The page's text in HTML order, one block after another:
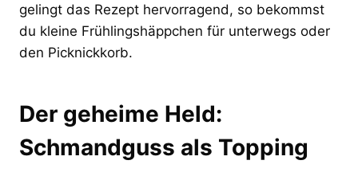
gelingt das Rezept hervorragend, so bekommst
du kleine Frühlingshäppchen für unterwegs oder
den Picknickkorb.
Der geheime Held:
Schmandguss als Topping